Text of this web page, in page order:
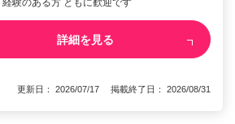
験のある方 ともに歓迎です
詳細を見る
更新日： 2026/07/17 掲載終了日： 2026/08/31